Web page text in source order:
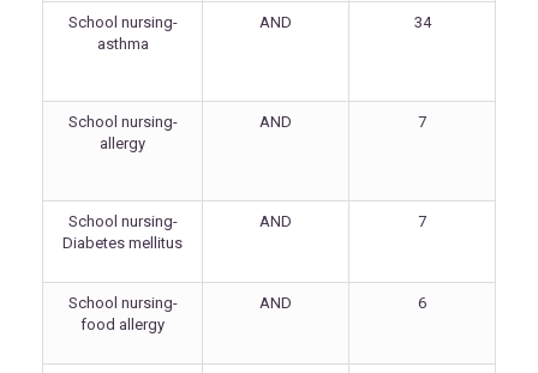
School nursing-
asthma
AND 34
School nursing-
allergy
AND 7
School nursing-
Diabetes mellitus
AND 7
School nursing-
food allergy
AND 6